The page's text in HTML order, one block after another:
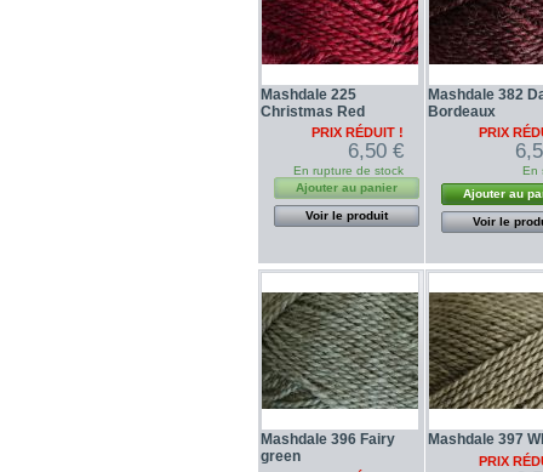
Mashdale 225
Christmas Red
PRIX RÉDUIT !
6,50 €
En rupture de stock
Ajouter au panier
Voir le produit
Mashdale 382
Bordeaux
PRIX
En
Ajouter au
Voir le
Mashdale 396 Fairy
green
Mashdale 397
PRIX